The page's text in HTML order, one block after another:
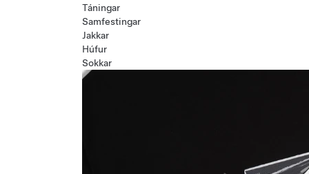
Táningar
Samfestingar
Jakkar
Húfur
Sokkar